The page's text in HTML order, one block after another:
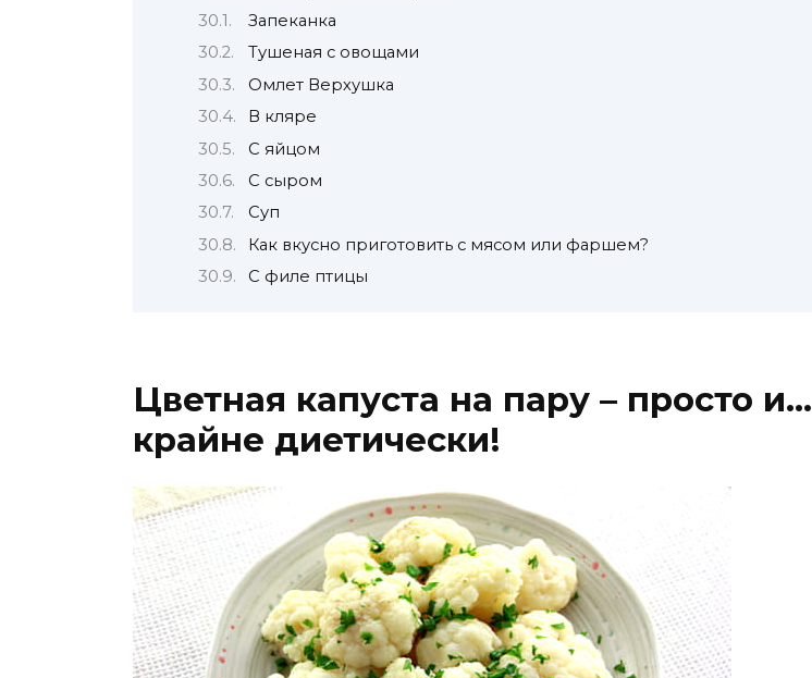
Запеканка
Тушеная с овощами
Омлет Верхушка
В кляре
С яйцом
С сыром
Суп
Как вкусно приготовить с мясом или фаршем?
С филе птицы
Цветная капуста на пару – просто и…
крайне диетически!